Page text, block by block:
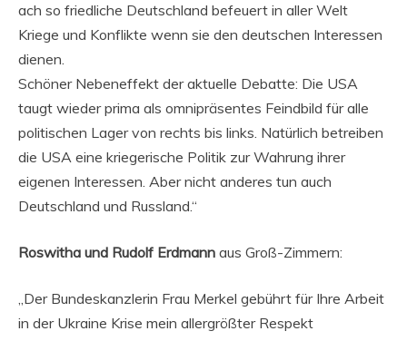
ach so friedliche Deutschland befeuert in aller Welt
Kriege und Konflikte wenn sie den deutschen Interessen
dienen.
Schöner Nebeneffekt der aktuelle Debatte: Die USA
taugt wieder prima als omnipräsentes Feindbild für alle
politischen Lager von rechts bis links. Natürlich betreiben
die USA eine kriegerische Politik zur Wahrung ihrer
eigenen Interessen. Aber nicht anderes tun auch
Deutschland und Russland.“
Roswitha und Rudolf Erdmann aus Groß-Zimmern:
„Der Bundeskanzlerin Frau Merkel gebührt für Ihre Arbeit
in der Ukraine Krise mein allergrößter Respekt